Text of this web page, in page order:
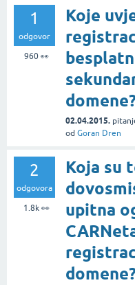
1
odgovor
960👀
Koje
02.04.2015.
od Goran Dren
2
odgovora
1.8k👀
Koja su
upitna